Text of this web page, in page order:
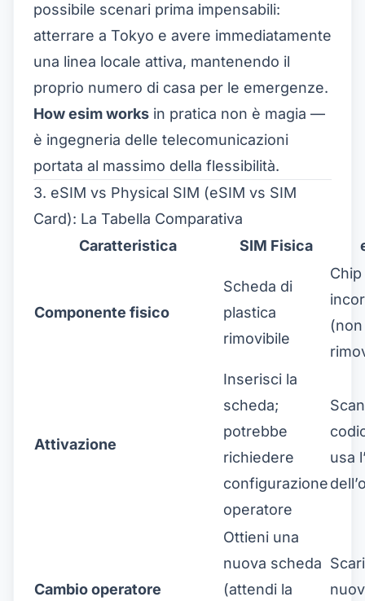
possibile scenari prima impensabili:
atterrare a Tokyo e avere immediatamente
una linea locale attiva, mantenendo il
proprio numero di casa per le emergenze.
How esim works in pratica non è magia —
è ingegneria delle telecomunicazioni
portata al massimo della flessibilità.
3. eSIM vs Physical SIM (eSIM vs SIM
Card): La Tabella Comparativa
Caratteristica
SIM Fisica
Componente fisico
Scheda di
plastica
rimovibile
Chip
(non
Attivazione
Inserisci la
scheda;
potrebbe
richiedere
configurazione
operatore
usa
Cambio operatore
Ottieni una
nuova scheda
(attendi la